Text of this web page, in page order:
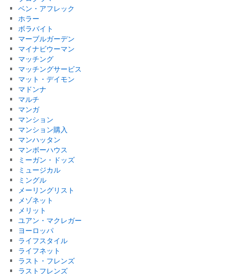
ベン・アフレック
ホラー
ボラバイト
マーブルガーデン
マイナビウーマン
マッチング
マッチングサービス
マット・デイモン
マドンナ
マルチ
マンガ
マンション
マンション購入
マンハッタン
マンボーハウス
ミーガン・ドッズ
ミュージカル
ミングル
メーリングリスト
メゾネット
メリット
ユアン・マクレガー
ヨーロッパ
ライフスタイル
ライフネット
ラスト・フレンズ
ラストフレンズ